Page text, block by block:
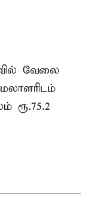
வேலை
ரூ.75.2